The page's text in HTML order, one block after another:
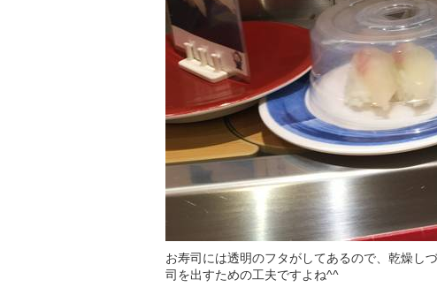
お寿司には透明のフタがしてあるので、乾燥し
司を出すための工夫ですよね^^